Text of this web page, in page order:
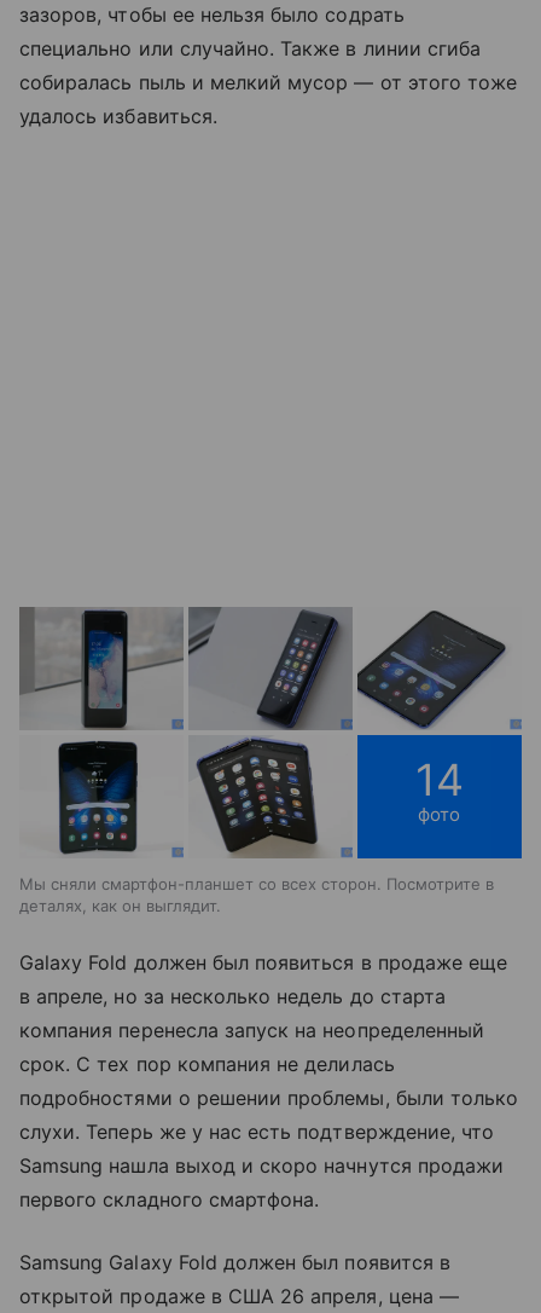
зазоров, чтобы ее нельзя было содрать
специально или случайно. Также в линии сгиба
собиралась пыль и мелкий мусор — от этого тоже
удалось избавиться.
14
фото
Мы сняли смартфон-планшет со всех сторон. Посмотрите в
деталях, как он выглядит.
Galaxy Fold должен был появиться в продаже еще
в апреле, но за несколько недель до старта
компания перенесла запуск на неопределенный
срок. С тех пор компания не делилась
подробностями о решении проблемы, были только
слухи. Теперь же у нас есть подтверждение, что
Samsung нашла выход и скоро начнутся продажи
первого складного смартфона.
Samsung Galaxy Fold должен был появится в
открытой продаже в США 26 апреля, цена —